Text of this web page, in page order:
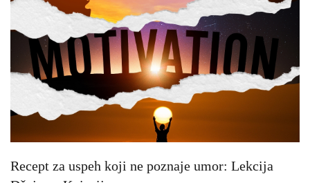
Recept za uspeh koji ne poznaje umor: Lekcija